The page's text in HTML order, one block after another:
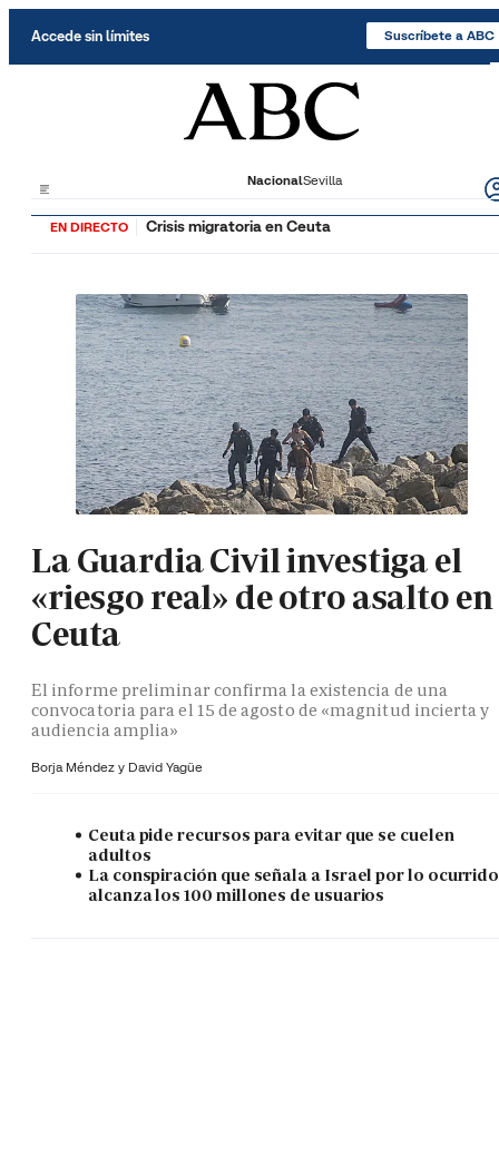
Accede sin límites Suscríbete a ABC
NacionalSevilla
EN DIRECTO Crisis migratoria en Ceuta
La Guardia Civil investiga el
«riesgo real» de otro asalto en
Ceuta
El informe preliminar confirma la existencia de una
convocatoria para el 15 de agosto de «magnitud incierta y
audiencia amplia»
Borja Méndez y David Yagüe
Ceuta pide recursos para evitar que se cuelen
adultos
La conspiración que señala a Israel por lo ocurrido
alcanza los 100 millones de usuarios